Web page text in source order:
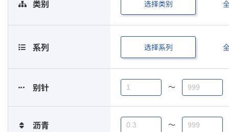
类别 选择类别
系列 选择系列
别针 〜
沥青 〜